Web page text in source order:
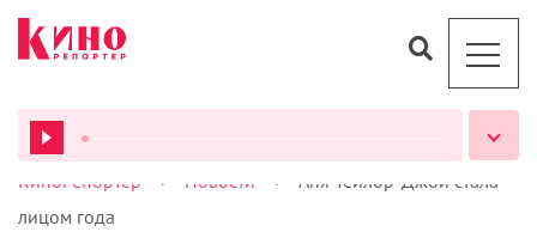
ВСЕ ПОДКАСТЫ
КиноРепортер > Новости >
Аня Тейлор-Джой стала
лицом года